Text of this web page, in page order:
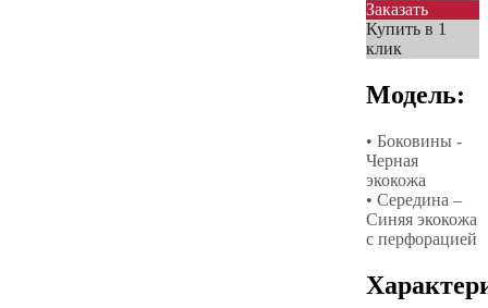
Заказать
Купить в 1
клик
Модель:
• Боковины -
Черная
экокожа
• Середина –
Синяя экокожа
с перфорацией